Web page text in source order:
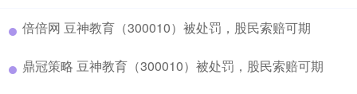
​倍倍网 豆神教育（300010）被处罚，股民索赔可期
​鼎冠策略 豆神教育（300010）被处罚，股民索赔可期